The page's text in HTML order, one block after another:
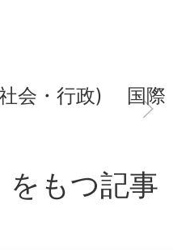
会・行政) 国際
をもつ記事